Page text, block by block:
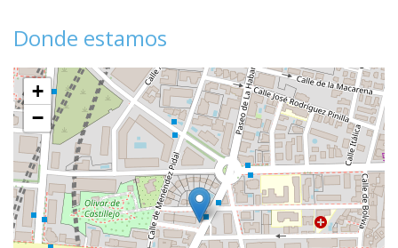
Donde estamos
+
−